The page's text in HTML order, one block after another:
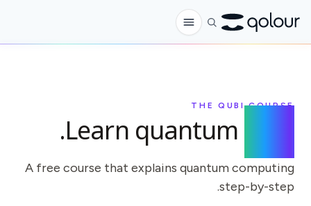
المتجر
الهواة
المعلمون
THE QUBI COURSE
Learn quantum
.
A free course that explains quantum computing
step-by-step.